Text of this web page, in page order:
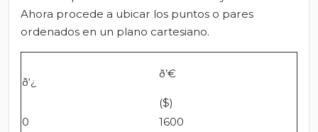
Ahora procede a ubicar los puntos o pares
ordenados en un plano cartesiano.
ð‘¿
ð’€
($)
0
1600